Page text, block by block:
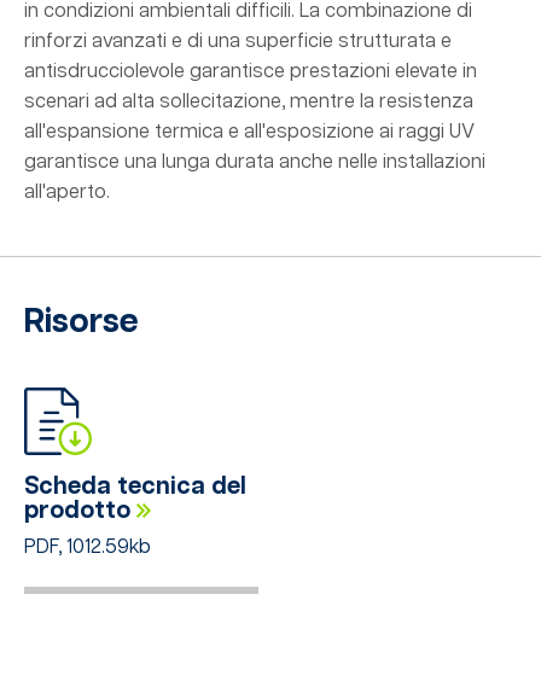
in condizioni ambientali difficili. La combinazione di
rinforzi avanzati e di una superficie strutturata e
antisdrucciolevole garantisce prestazioni elevate in
scenari ad alta sollecitazione, mentre la resistenza
all'espansione termica e all'esposizione ai raggi UV
garantisce una lunga durata anche nelle installazioni
all'aperto.
Risorse
Scheda tecnica del
prodotto
PDF, 1012.59kb